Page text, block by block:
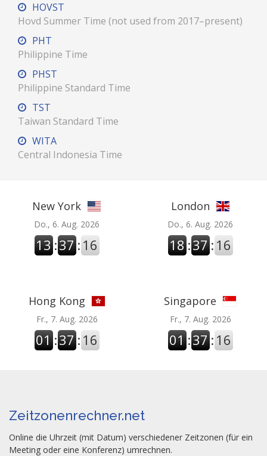
HOVST
Hovd Summer Time (not used from 2017–present)
PHT
Philippine Time
PHST
Philippine Standard Time
TST
Taiwan Standard Time
WITA
Central Indonesia Time
New York
Do., 6. Aug. 2026
13 :37 : 16
London
Do., 6. Aug. 2026
18 :37 : 16
Hong Kong
Fr., 7. Aug. 2026
01 :37 : 16
Singapore
Fr., 7. Aug. 2026
01 :37 : 16
Zeitzonenrechner.net
Online die Uhrzeit (mit Datum) verschiedener Zeitzonen (für ein
Meeting oder eine Konferenz) umrechnen.